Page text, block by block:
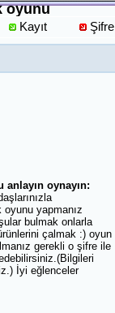
oyunu
Kayıt
Şifre
oynayın:
yapmanız
bulmak onlarla
çalmak :) oyun
gerekli o şifre ile
İyi eğlenceler